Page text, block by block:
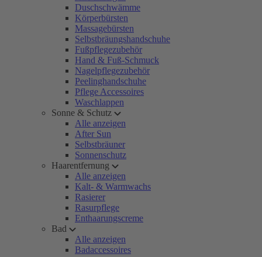
Duschschwämme
Körperbürsten
Massagebürsten
Selbstbräungshandschuhe
Fußpflegezubehör
Hand & Fuß-Schmuck
Nagelpflegezubehör
Peelinghandschuhe
Pflege Accessoires
Waschlappen
Sonne & Schutz
Alle anzeigen
After Sun
Selbstbräuner
Sonnenschutz
Haarentfernung
Alle anzeigen
Kalt- & Warmwachs
Rasierer
Rasurpflege
Enthaarungscreme
Bad
Alle anzeigen
Badaccessoires